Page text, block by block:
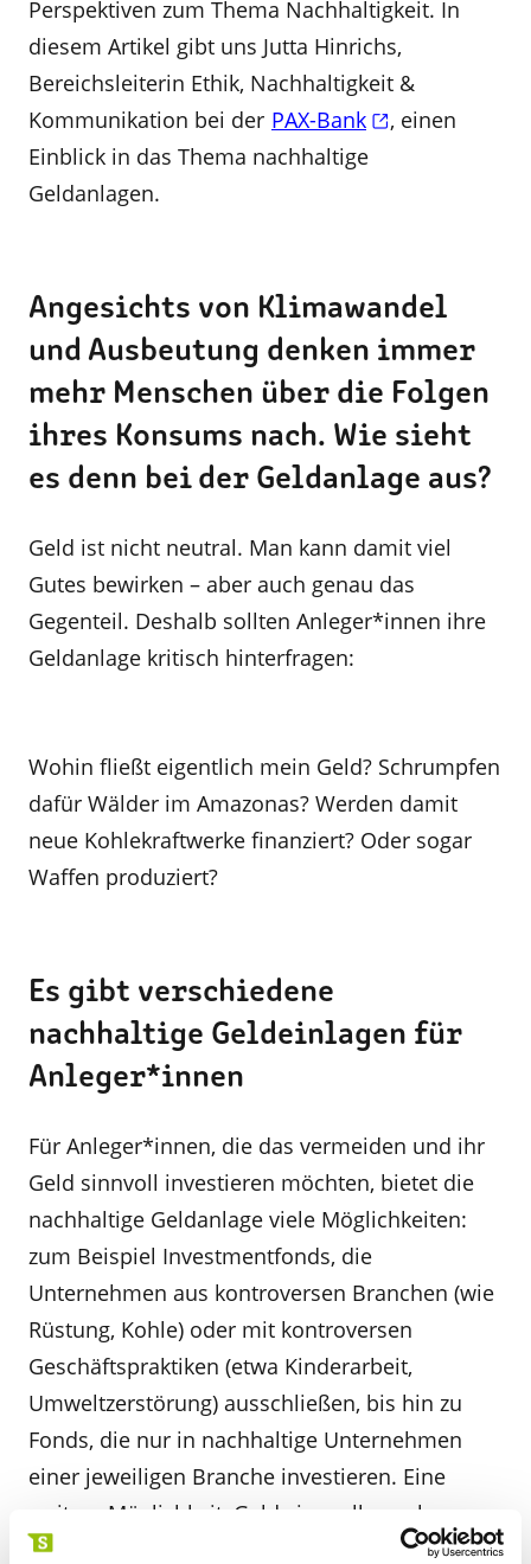
Perspektiven zum Thema Nachhaltigkeit. In
diesem Artikel gibt uns Jutta Hinrichs,
Bereichsleiterin Ethik, Nachhaltigkeit &
Kommunikation bei der PAX-Bank
, einen
Einblick in das Thema nachhaltige
Geldanlagen.
Angesichts von Klimawandel
und Ausbeutung denken immer
mehr Menschen über die Folgen
ihres Konsums nach. Wie sieht
es denn bei der Geldanlage aus?
Geld ist nicht neutral. Man kann damit viel
Gutes bewirken – aber auch genau das
Gegenteil. Deshalb sollten Anleger*innen ihre
Geldanlage kritisch hinterfragen:
Wohin fließt eigentlich mein Geld? Schrumpfen
dafür Wälder im Amazonas? Werden damit
neue Kohlekraftwerke finanziert? Oder sogar
Waffen produziert?
Es gibt verschiedene
nachhaltige Geldeinlagen für
Anleger*innen
Für Anleger*innen, die das vermeiden und ihr
Geld sinnvoll investieren möchten, bietet die
nachhaltige Geldanlage viele Möglichkeiten:
zum Beispiel Investmentfonds, die
Unternehmen aus kontroversen Branchen (wie
Rüstung, Kohle) oder mit kontroversen
Geschäftspraktiken (etwa Kinderarbeit,
Umweltzerstörung) ausschließen, bis hin zu
Fonds, die nur in nachhaltige Unternehmen
einer jeweiligen Branche investieren. Eine
weitere Möglichkeit, Geld sinnvoll anzulegen
und zugleich Gutes zu bewirken, bieten